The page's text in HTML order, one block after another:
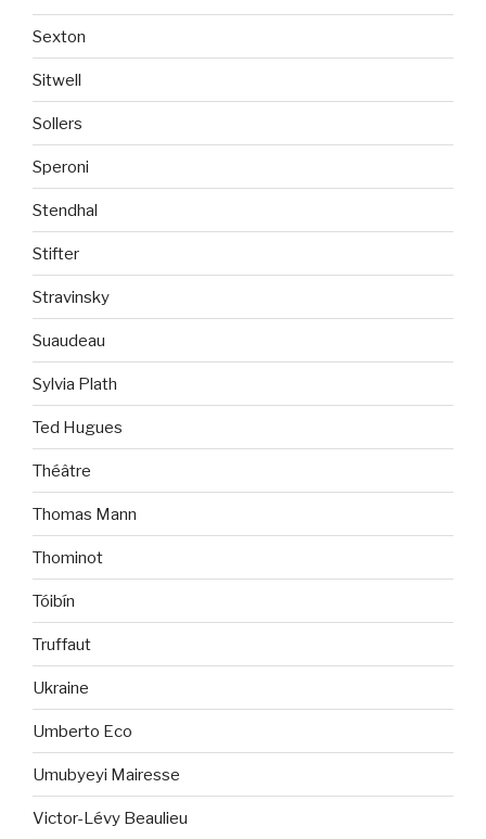
Sexton
Sitwell
Sollers
Speroni
Stendhal
Stifter
Stravinsky
Suaudeau
Sylvia Plath
Ted Hugues
Théâtre
Thomas Mann
Thominot
Tóibín
Truffaut
Ukraine
Umberto Eco
Umubyeyi Mairesse
Victor-Lévy Beaulieu